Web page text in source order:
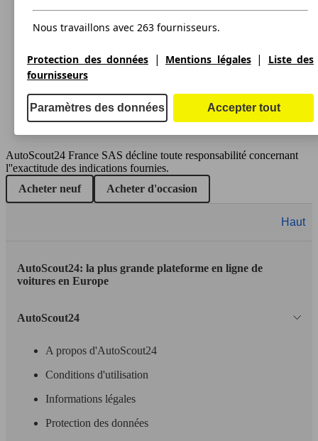
BVM6
Compass 2.2 CRD 136 4x4
Compass 2.2 CRD 163 4x4
Ø
SUV/4x4/Pick-Up
Diesel
Leistung
Compass 2.0 CRD
AutoScout24 France SAS décline toute responsabilité concernant
l''exactitude des indications fournies.
Acheter neuf
Acheter d'occasion
Haut
AutoScout24: la plus grande plateforme en ligne de
voitures en Europe
AutoScout24
A propos d'AutoScout24
Conditions d'utilisation
Informations légales
Protection des données
Nous travaillons avec 263 fournisseurs.
Protection des données | Mentions légales|
Liste des
fournisseurs
Paramètres des données Accepter tout